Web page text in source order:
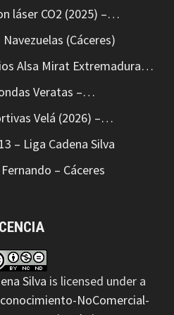
láser CO2 (2025) –…
(Cáceres)
Alsa Mirat Extremadura…
Veratas –…
Velá (2026) –…
– Liga Cadena Silva
– Cáceres
Silva is licensed under a
NoComercial-